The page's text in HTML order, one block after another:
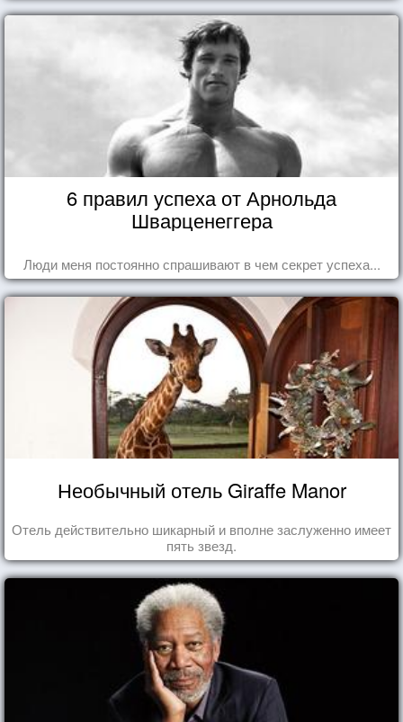
6 правил успеха от Арнольда
Шварценеггера
Люди меня постоянно спрашивают в чем секрет успеха...
Необычный отель Giraffe Manor
Отель действительно шикарный и вполне заслуженно имеет
пять звезд.